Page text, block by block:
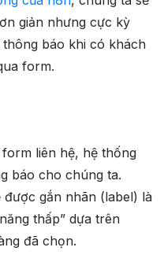
giản nhưng cực kỳ
báo khi có khách
form.
liên hệ, hệ thống
báo cho chúng ta.
gắn nhãn (label) là
thấp” dựa trên
đã chọn.